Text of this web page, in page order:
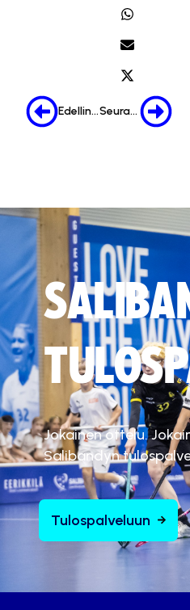
Edellinen Seuraava
Jokainen ottelu.
Salibandyn
Tulospalveluun